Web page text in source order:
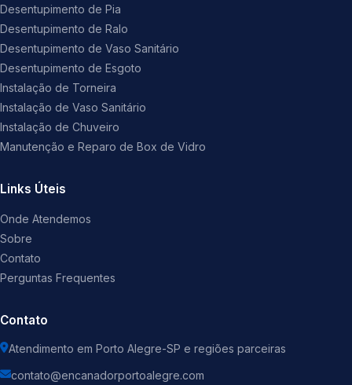
Desentupimento de Pia
Desentupimento de Ralo
Desentupimento de Vaso Sanitário
Desentupimento de Esgoto
Instalação de Torneira
Instalação de Vaso Sanitário
Instalação de Chuveiro
Manutenção e Reparo de Box de Vidro
Links Úteis
Onde Atendemos
Sobre
Contato
Perguntas Frequentes
Contato
Atendimento em Porto Alegre-SP e regiões parceiras
contato@encanadorportoalegre.com